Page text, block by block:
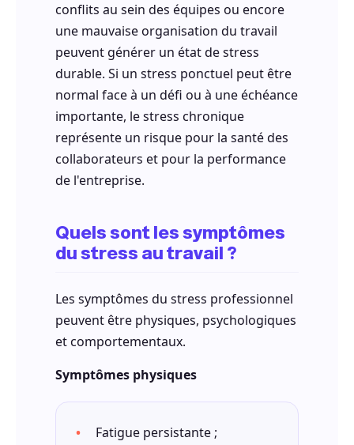
conflits au sein des équipes ou encore
une mauvaise organisation du travail
peuvent générer un état de stress
durable. Si un stress ponctuel peut être
normal face à un défi ou à une échéance
importante, le stress chronique
représente un risque pour la santé des
collaborateurs et pour la performance
de l'entreprise.
Quels sont les symptômes
du stress au travail ?
Les symptômes du stress professionnel
peuvent être physiques, psychologiques
et comportementaux.
Symptômes physiques
Fatigue persistante ;